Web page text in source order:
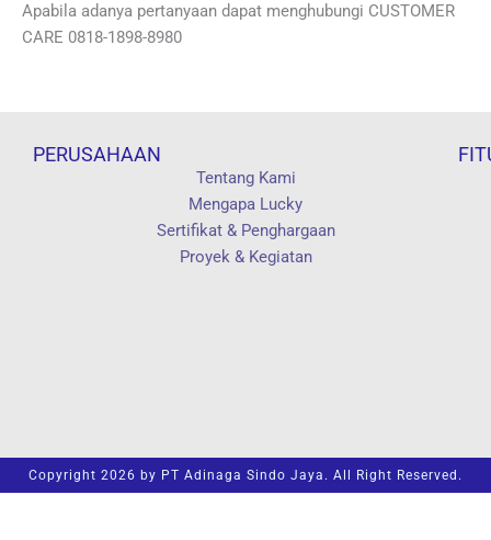
Apabila adanya pertanyaan dapat menghubungi CUSTOMER
CARE 0818-1898-8980
PERUSAHAAN
Tentang Kami
Mengapa Lucky
Sertifikat & Penghargaan
Proyek & Kegiatan
Copyright 2026 by PT Adinaga Sindo Jaya. All Right Reserved.